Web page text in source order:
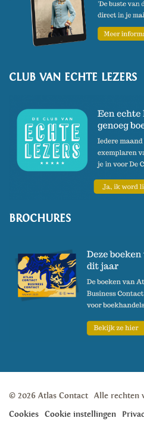
CLUB VAN ECHTE LEZERS
BROCHURES
© 2026 Atlas Contact Alle rechten
Cookies
Cookie instellingen